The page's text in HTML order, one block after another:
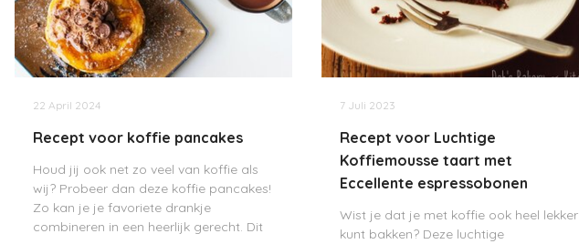
22 April 2024
Recept voor koffie pancakes
Houd jij ook net zo veel van koffie als
wij? Probeer dan deze koffie pancakes!
Zo kan je je favoriete drankje
combineren in een heerlijk gerecht. Dit
7 Juli 2023
Recept voor Luchtige
Koffiemousse taart met
Eccellente espressobonen
Wist je dat je met koffie ook heel lekker
kunt bakken? Deze luchtige